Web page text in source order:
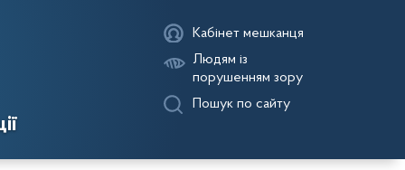
Кабінет мешканця
Людям із
порушенням зору
Пошук по сайту